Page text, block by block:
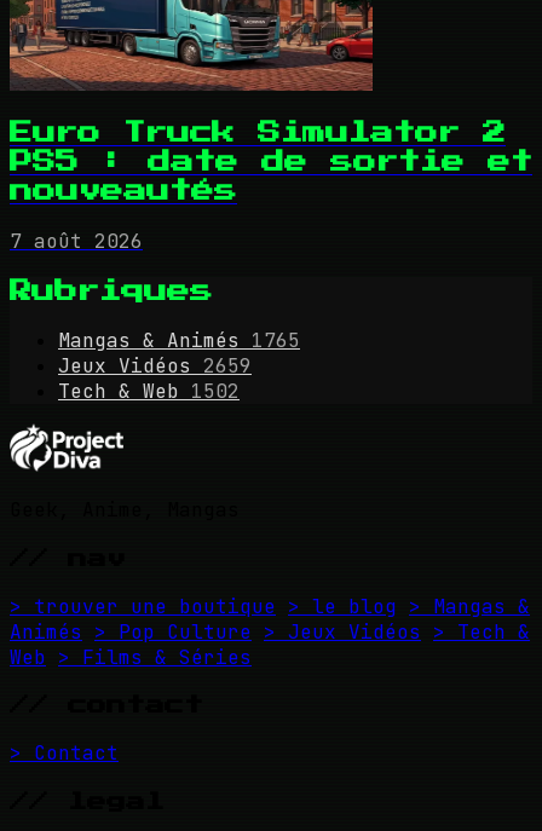
Euro Truck Simulator 2
PS5 : date de sortie et
nouveautés
7 août 2026
Rubriques
Mangas & Animés
1765
Jeux Vidéos
2659
Tech & Web 1502
> trouver une boutique > le blog > Mangas &
Animés
> Pop Culture > Jeux Vidéos
> Tech &
Web > Films & Séries
> Contact